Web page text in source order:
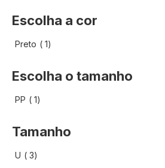
Escolha a cor
Preto 1artigo
Escolha o tamanho
PP 1artigo
Tamanho
U 3artigo